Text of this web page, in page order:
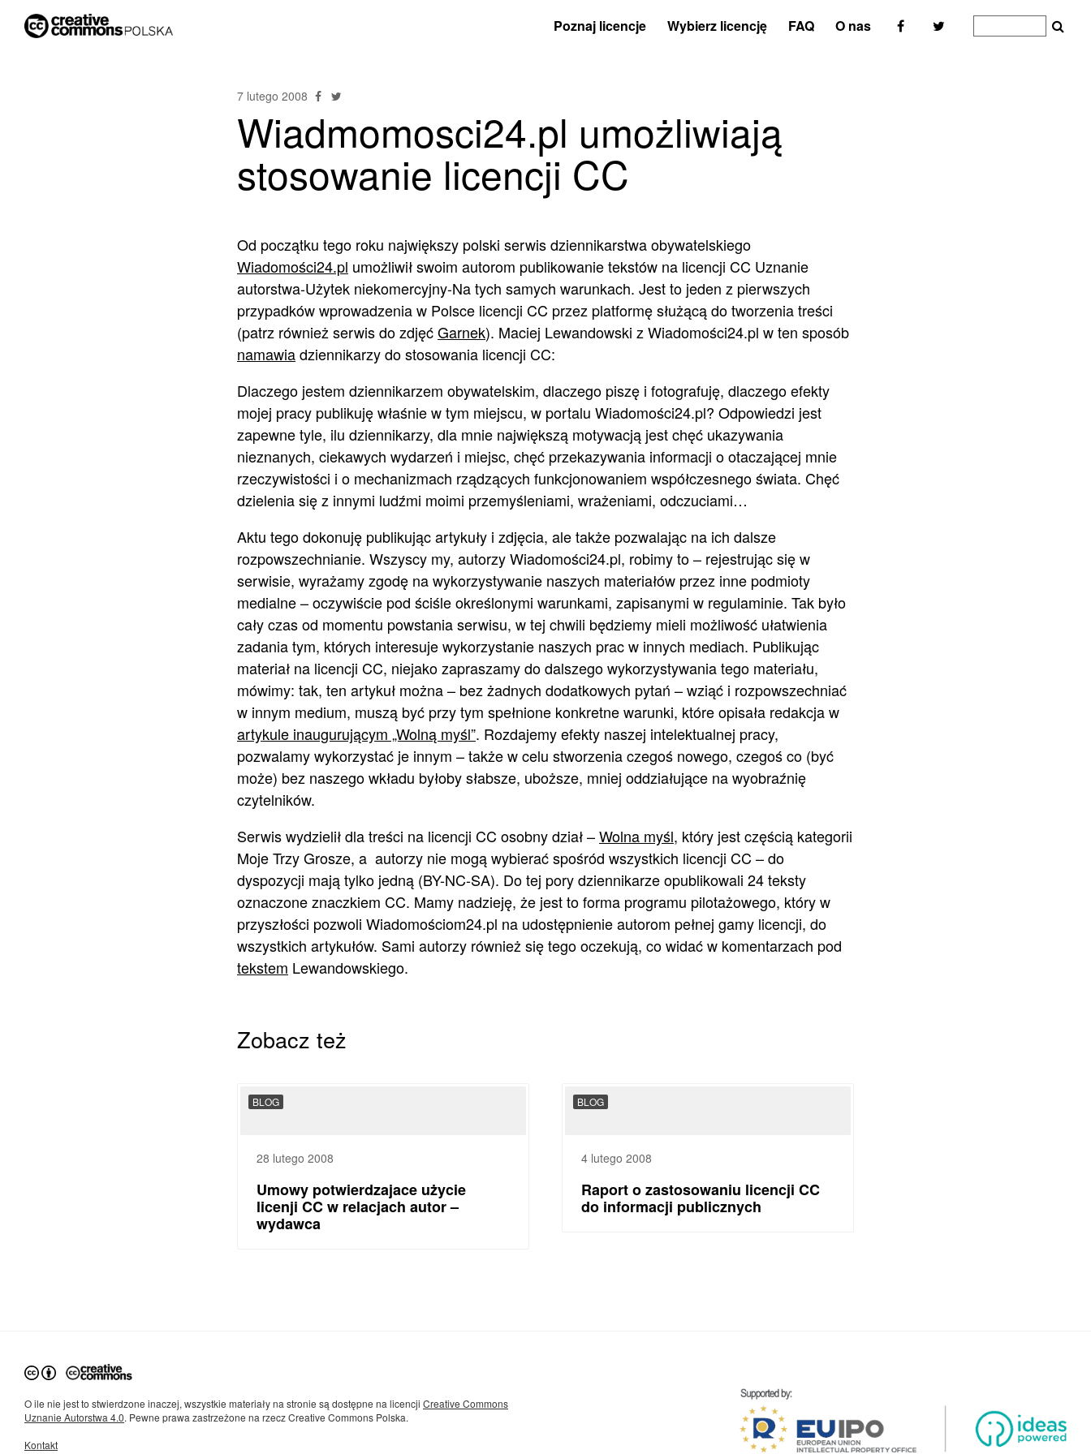
Poznaj licencje Wybierz licencję FAQ O nas
7 lutego 2008
Wiadmomosci24.pl umożliwiają
stosowanie licencji CC
Od początku tego roku największy polski serwis dziennikarstwa obywatelskiego
Wiadomości24.pl umożliwił swoim autorom publikowanie tekstów na licencji CC Uznanie
autorstwa-Użytek niekomercyjny-Na tych samych warunkach. Jest to jeden z pierwszych
przypadków wprowadzenia w Polsce licencji CC przez platformę służącą do tworzenia treści
(patrz również serwis do zdjęćGarnek). Maciej Lewandowski z Wiadomości24.pl w ten sposób
namawiadziennikarzy do stosowania licencji CC:
Dlaczego jestem dziennikarzem obywatelskim, dlaczego piszę i fotografuję, dlaczego efekty
mojej pracy publikuję właśnie w tym miejscu, w portalu Wiadomości24.pl? Odpowiedzi jest
zapewne tyle, ilu dziennikarzy, dla mnie największą motywacją jest chęć ukazywania
nieznanych, ciekawych wydarzeń i miejsc, chęć przekazywania informacji o otaczającej mnie
rzeczywistości i o mechanizmach rządzących funkcjonowaniem współczesnego świata. Chęć
dzielenia się z innymi ludźmi moimi przemyśleniami, wrażeniami, odczuciami…
Aktu tego dokonuję publikując artykuły i zdjęcia, ale także pozwalając na ich dalsze
rozpowszechnianie. Wszyscy my, autorzy Wiadomości24.pl, robimy to – rejestrując się w
serwisie, wyrażamy zgodę na wykorzystywanie naszych materiałów przez inne podmioty
medialne – oczywiście pod ściśle określonymi warunkami, zapisanymi w regulaminie. Tak było
cały czas od momentu powstania serwisu, w tej chwili będziemy mieli możliwość ułatwienia
zadania tym, których interesuje wykorzystanie naszych prac w innych mediach. Publikując
materiał na licencji CC, niejako zapraszamy do dalszego wykorzystywania tego materiału,
mówimy: tak, ten artykuł można – bez żadnych dodatkowych pytań – wziąć i rozpowszechniać
w innym medium, muszą być przy tym spełnione konkretne warunki, które opisała redakcja w
artykule inaugurującym „Wolną myśl”. Rozdajemy efekty naszej intelektualnej pracy,
pozwalamy wykorzystać je innym – także w celu stworzenia czegoś nowego, czegoś co (być
może) bez naszego wkładu byłoby słabsze, uboższe, mniej oddziałujące na wyobraźnię
czytelników.
Serwis wydzielił dla treści na licencji CC osobny dział –Wolna myśl, który jest częścią kategorii
Moje Trzy Grosze, a autorzy nie mogą wybierać spośród wszystkich licencji CC – do
dyspozycji mają tylko jedną (BY-NC-SA). Do tej pory dziennikarze opublikowali 24 teksty
oznaczone znaczkiem CC. Mamy nadzieję, że jest to forma programu pilotażowego, który w
przyszłości pozwoli Wiadomościom24.pl na udostępnienie autorom pełnej gamy licencji, do
wszystkich artykułów. Sami autorzy również się tego oczekują, co widać w komentarzach pod
tekstem Lewandowskiego.
Zobacz też
BLOG
28 lutego 2008
Umowy potwierdzajace użycie
licenji CC w relacjach autor –
wydawca
BLOG
4 lutego 2008
Raport o zastosowaniu licencji CC
do informacji publicznych
O ile nie jest to stwierdzone inaczej, wszystkie materiały na stronie są dostępne na licencji Creative Commons
Uznanie Autorstwa 4.0. Pewne prawa zastrzeżone na rzecz Creative Commons Polska.
Kontakt